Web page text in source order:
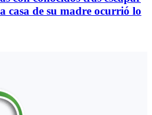
casa de su madre ocurrió lo